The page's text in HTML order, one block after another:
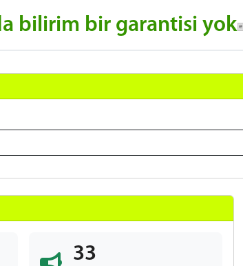
bilirim bir garantisi yok
33